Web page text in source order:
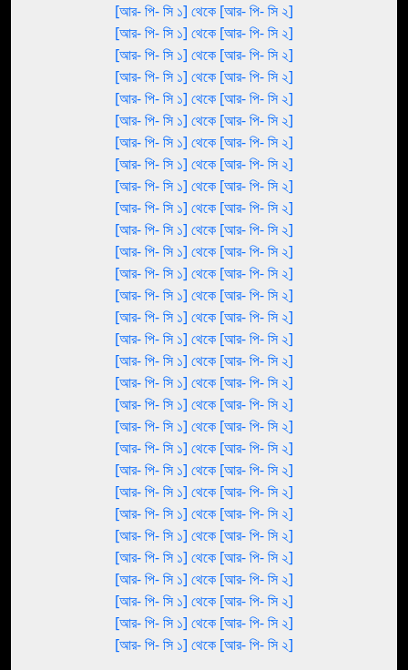
[আর- পি- সি ১] থেকে [আর- পি- সি ২]
[আর- পি- সি ১] থেকে [আর- পি- সি ২]
[আর- পি- সি ১] থেকে [আর- পি- সি ২]
[আর- পি- সি ১] থেকে [আর- পি- সি ২]
[আর- পি- সি ১] থেকে [আর- পি- সি ২]
[আর- পি- সি ১] থেকে [আর- পি- সি ২]
[আর- পি- সি ১] থেকে [আর- পি- সি ২]
[আর- পি- সি ১] থেকে [আর- পি- সি ২]
[আর- পি- সি ১] থেকে [আর- পি- সি ২]
[আর- পি- সি ১] থেকে [আর- পি- সি ২]
[আর- পি- সি ১] থেকে [আর- পি- সি ২]
[আর- পি- সি ১] থেকে [আর- পি- সি ২]
[আর- পি- সি ১] থেকে [আর- পি- সি ২]
[আর- পি- সি ১] থেকে [আর- পি- সি ২]
[আর- পি- সি ১] থেকে [আর- পি- সি ২]
[আর- পি- সি ১] থেকে [আর- পি- সি ২]
[আর- পি- সি ১] থেকে [আর- পি- সি ২]
[আর- পি- সি ১] থেকে [আর- পি- সি ২]
[আর- পি- সি ১] থেকে [আর- পি- সি ২]
[আর- পি- সি ১] থেকে [আর- পি- সি ২]
[আর- পি- সি ১] থেকে [আর- পি- সি ২]
[আর- পি- সি ১] থেকে [আর- পি- সি ২]
[আর- পি- সি ১] থেকে [আর- পি- সি ২]
[আর- পি- সি ১] থেকে [আর- পি- সি ২]
[আর- পি- সি ১] থেকে [আর- পি- সি ২]
[আর- পি- সি ১] থেকে [আর- পি- সি ২]
[আর- পি- সি ১] থেকে [আর- পি- সি ২]
[আর- পি- সি ১] থেকে [আর- পি- সি ২]
[আর- পি- সি ১] থেকে [আর- পি- সি ২]
[আর- পি- সি ১] থেকে [আর- পি- সি ২]